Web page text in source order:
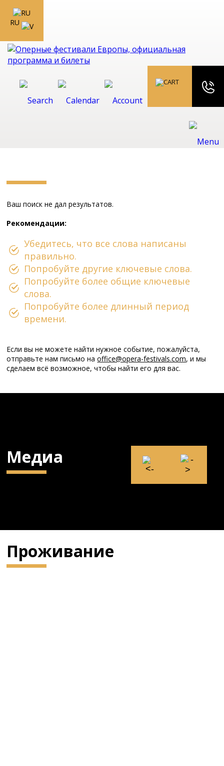
RU
Ваш поиск не дал результатов.
Рекомендации:
Убедитесь, что все слова написаны
правильно.
Попробуйте другие ключевые слова.
Попробуйте более общие ключевые
слова.
Попробуйте более длинный период
времени.
Если вы не можете найти нужное событие, пожалуйста,
отправьте нам письмо наoffice@opera-festivals.com, и мы
сделаем всё возможное, чтобы найти его для вас.
Медиа
Проживание